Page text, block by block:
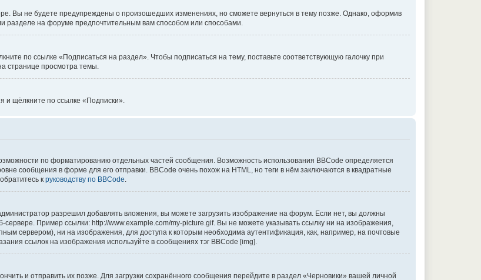
Вы не будете предупреждены о произошедших изменениях, но сможете вернуться в тему позже. Однако, оформив
разделе на форуме предпочтительным вам способом или способами.
по ссылке «Подписаться на раздел». Чтобы подписаться на тему, поставьте соответствующую галочку при
странице просмотра темы.
и щёлкните по ссылке «Подписки».
по форматированию отдельных частей сообщения. Возможность использования BBCode определяется
сообщения в форме для его отправки. BBCode очень похож на HTML, но теги в нём заключаются в квадратные
к руководству по BBCode.
разрешил добавлять вложения, вы можете загрузить изображение на форум. Если нет, вы должны
Пример ссылки: http://www.example.com/my-picture.gif. Вы не можете указывать ссылку ни на изображения,
сервером), ни на изображения, для доступа к которым необходима аутентификация, как, например, на почтовые
ссылок на изображения используйте в сообщениях тэг BBCode [img].
и отправить их позже. Для загрузки сохранённого сообщения перейдите в раздел «Черновики» вашей личной